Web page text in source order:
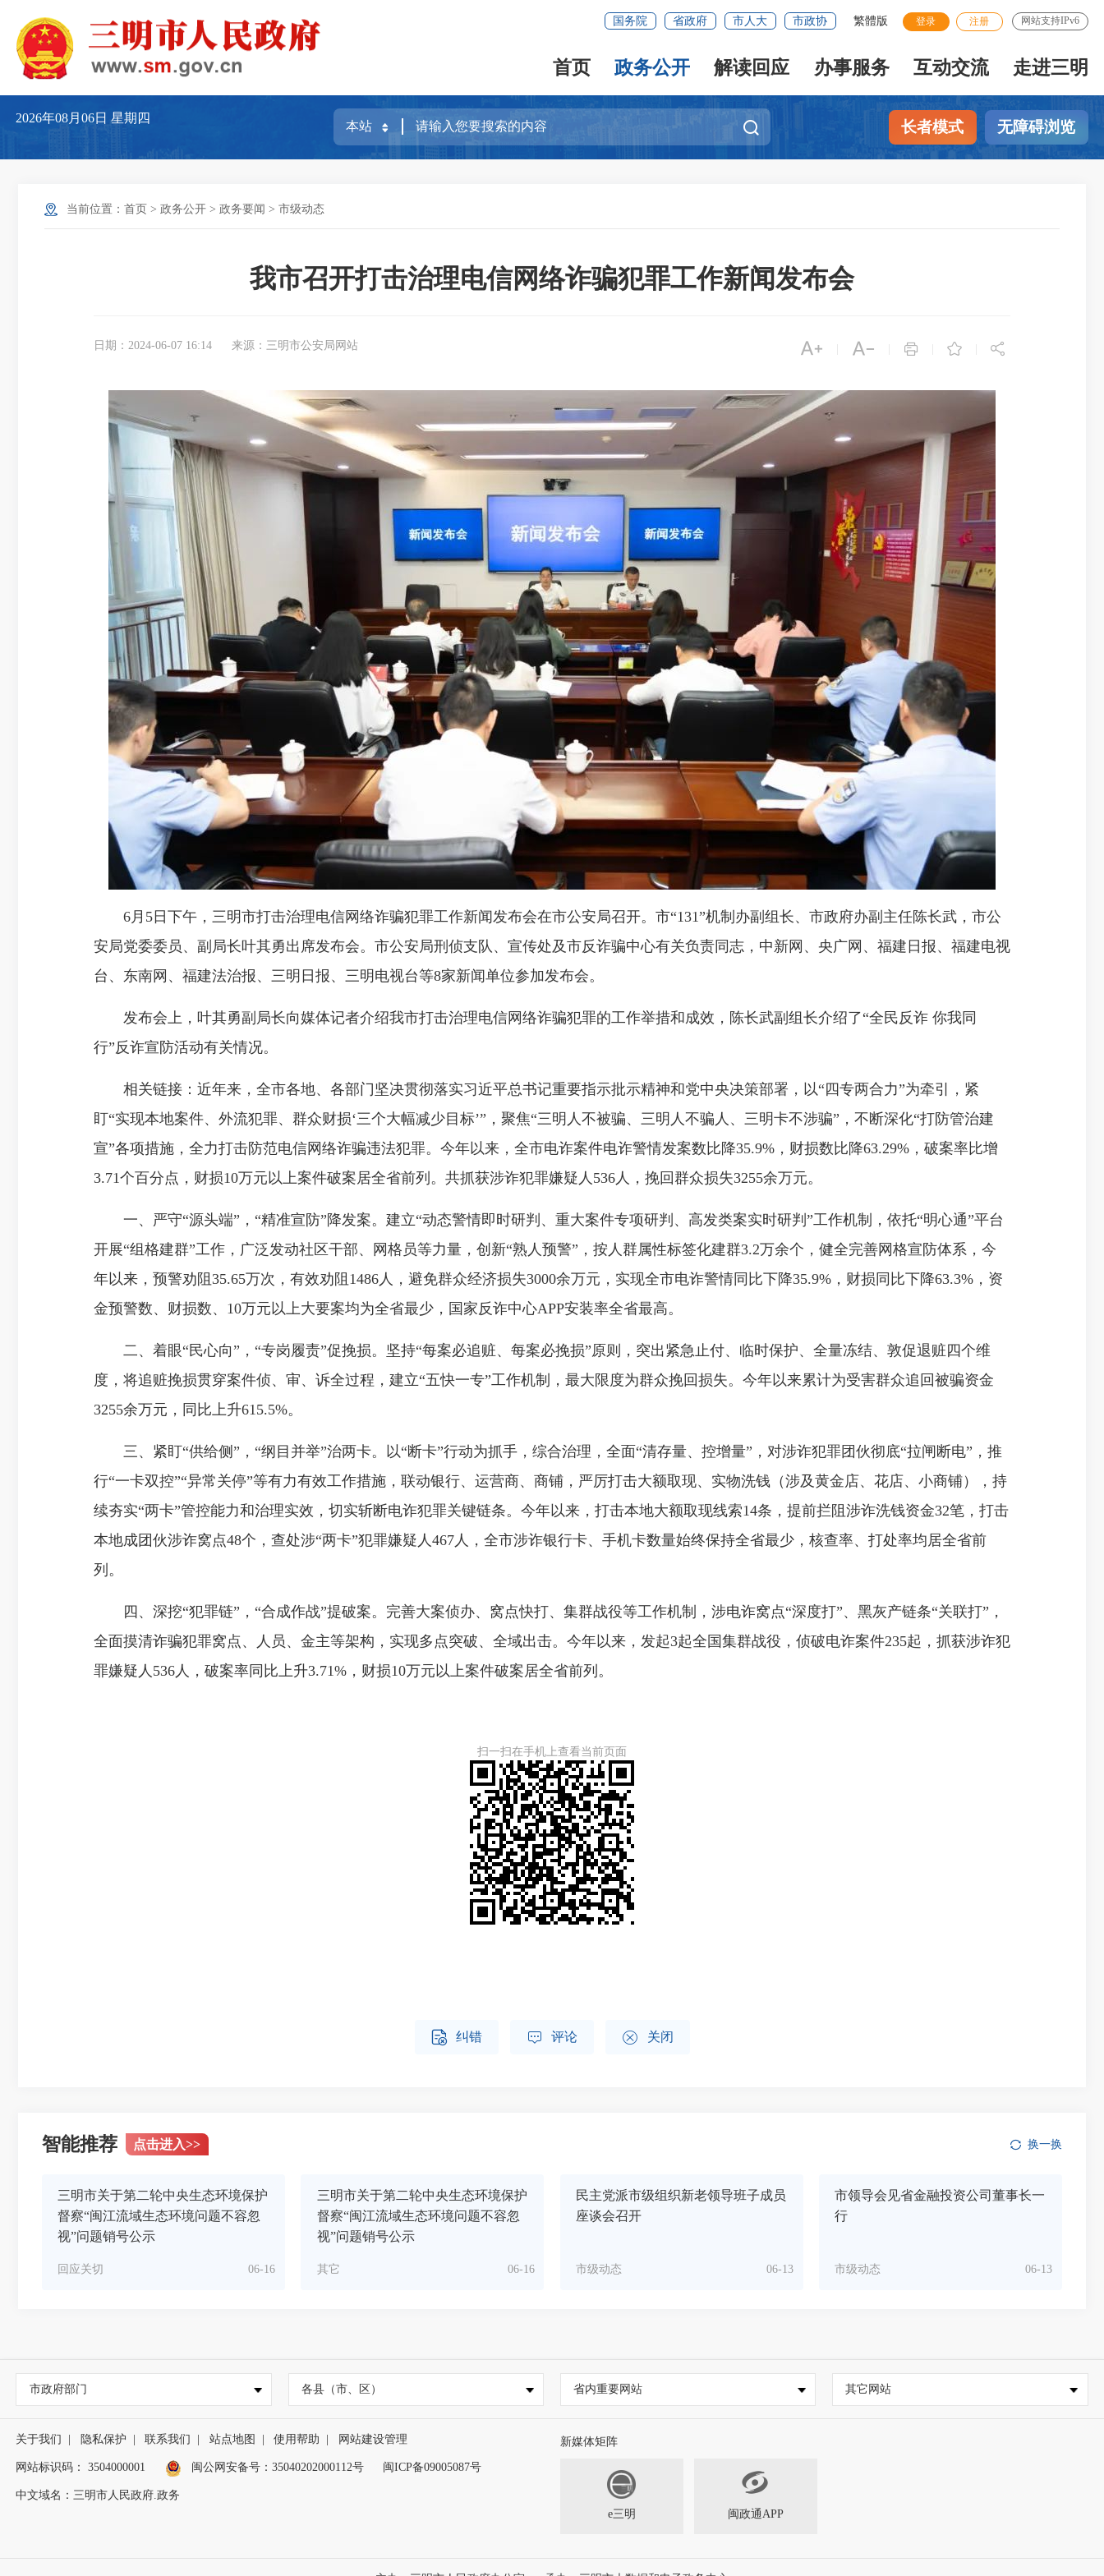
国务院 省政府 市人大 市政协 繁體版 登录 注册 网站支持IPv6
首页 政务公开 解读回应 办事服务 互动交流 走进三明
2026年08月06日星期四
长者模式 无障碍浏览
当前位置： 首页 > 政务公开 > 政务要闻 > 市级动态
我市召开打击治理电信网络诈骗犯罪工作新闻发布会
日期：2024-06-07 16:14 来源：三明市公安局网站     
6月5日下午，三明市打击治理电信网络诈骗犯罪工作新闻发布会在市公安局召开。市“131”机制办副组长、市政府办副主任陈长武，市公
安局党委委员、副局长叶其勇出席发布会。市公安局刑侦支队、宣传处及市反诈骗中心有关负责同志，中新网、央广网、福建日报、福建电视
台、东南网、福建法治报、三明日报、三明电视台等8家新闻单位参加发布会。
发布会上，叶其勇副局长向媒体记者介绍我市打击治理电信网络诈骗犯罪的工作举措和成效，陈长武副组长介绍了“全民反诈 你我同
行”反诈宣防活动有关情况。
相关链接：近年来，全市各地、各部门坚决贯彻落实习近平总书记重要指示批示精神和党中央决策部署，以“四专两合力”为牵引，紧
盯“实现本地案件、外流犯罪、群众财损‘三个大幅减少目标’”，聚焦“三明人不被骗、三明人不骗人、三明卡不涉骗”，不断深化“打防管治建
宣”各项措施，全力打击防范电信网络诈骗违法犯罪。今年以来，全市电诈案件电诈警情发案数比降35.9%，财损数比降63.29%，破案率比增
3.71个百分点，财损10万元以上案件破案居全省前列。共抓获涉诈犯罪嫌疑人536人，挽回群众损失3255余万元。
一、严守“源头端”，“精准宣防”降发案。建立“动态警情即时研判、重大案件专项研判、高发类案实时研判”工作机制，依托“明心通”平台
开展“组格建群”工作，广泛发动社区干部、网格员等力量，创新“熟人预警”，按人群属性标签化建群3.2万余个，健全完善网格宣防体系，今
年以来，预警劝阻35.65万次，有效劝阻1486人，避免群众经济损失3000余万元，实现全市电诈警情同比下降35.9%，财损同比下降63.3%，资
金预警数、财损数、10万元以上大要案均为全省最少，国家反诈中心APP安装率全省最高。
二、着眼“民心向”，“专岗履责”促挽损。坚持“每案必追赃、每案必挽损”原则，突出紧急止付、临时保护、全量冻结、敦促退赃四个维
度，将追赃挽损贯穿案件侦、审、诉全过程，建立“五快一专”工作机制，最大限度为群众挽回损失。今年以来累计为受害群众追回被骗资金
3255余万元，同比上升615.5%。
三、紧盯“供给侧”，“纲目并举”治两卡。以“断卡”行动为抓手，综合治理，全面“清存量、控增量”，对涉诈犯罪团伙彻底“拉闸断电”，推
行“一卡双控”“异常关停”等有力有效工作措施，联动银行、运营商、商铺，严厉打击大额取现、实物洗钱（涉及黄金店、花店、小商铺），持
续夯实“两卡”管控能力和治理实效，切实斩断电诈犯罪关键链条。今年以来，打击本地大额取现线索14条，提前拦阻涉诈洗钱资金32笔，打击
本地成团伙涉诈窝点48个，查处涉“两卡”犯罪嫌疑人467人，全市涉诈银行卡、手机卡数量始终保持全省最少，核查率、打处率均居全省前
列。
四、深挖“犯罪链”，“合成作战”提破案。完善大案侦办、窝点快打、集群战役等工作机制，涉电诈窝点“深度打”、黑灰产链条“关联打”，
全面摸清诈骗犯罪窝点、人员、金主等架构，实现多点突破、全域出击。今年以来，发起3起全国集群战役，侦破电诈案件235起，抓获涉诈犯
罪嫌疑人536人，破案率同比上升3.71%，财损10万元以上案件破案居全省前列。
扫一扫在手机上查看当前页面
 纠错  评论  关闭
智能推荐 点击进入>> 换一换
三明市关于第二轮中央生态环境保护
督察“闽江流域生态环境问题不容忽
视”问题销号公示
06-16
回应关切
三明市关于第二轮中央生态环境保护
督察“闽江流域生态环境问题不容忽
视”问题销号公示
06-16
其它
民主党派市级组织新老领导班子成员
座谈会召开
06-13
市级动态
市领导会见省金融投资公司董事长一
行
06-13
市级动态
市政府部门 各县（市、区） 省内重要网站 其它网站
关于我们 隐私保护 联系我们 站点地图 使用帮助 网站建设管理
网站标识码： 3504000001 闽公网安备号： 35040202000112号 闽ICP备09005087号
中文域名：三明市人民政府.政务
新媒体矩阵
e三明 闽政通APP